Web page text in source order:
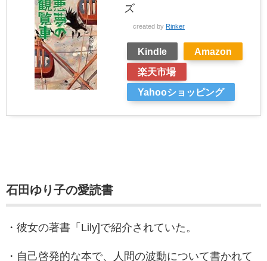
ズ
created by Rinker
Kindle
Amazon
楽天市場
Yahooショッピング
石田ゆり子の愛読書
・彼女の著書「Lily]で紹介されていた。
・自己啓発的な本で、人間の波動について書かれて